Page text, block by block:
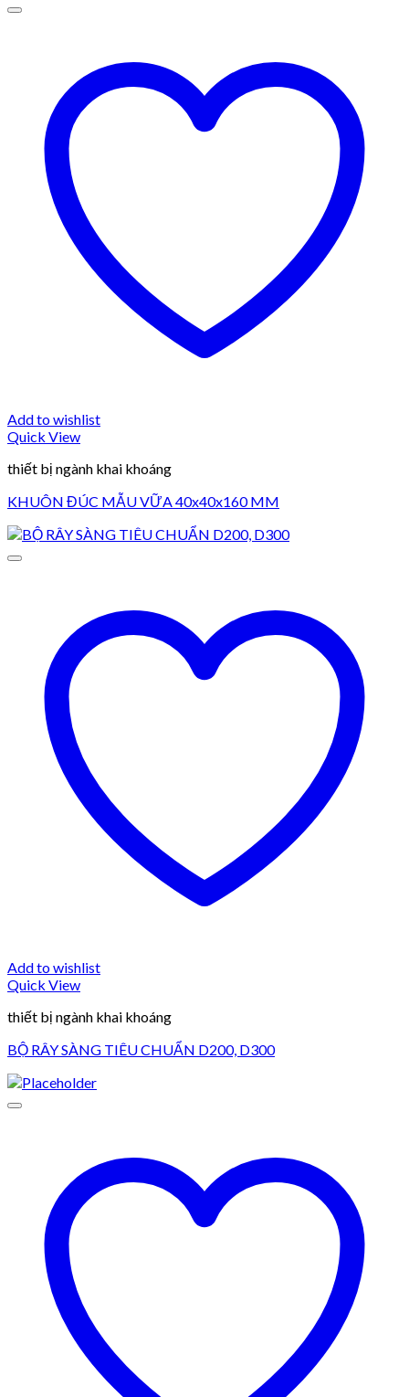
Add to wishlist
Quick View
thiết bị ngành khai khoáng
KHUÔN ĐÚC MẪU VỮA 40x40x160 MM
Add to wishlist
Quick View
thiết bị ngành khai khoáng
BỘ RÂY SÀNG TIÊU CHUẨN D200, D300